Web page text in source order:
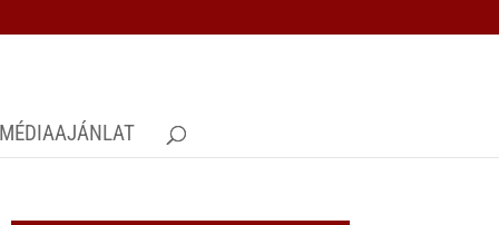
MÉDIAAJÁNLAT